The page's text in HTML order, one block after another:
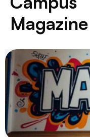
Magazine